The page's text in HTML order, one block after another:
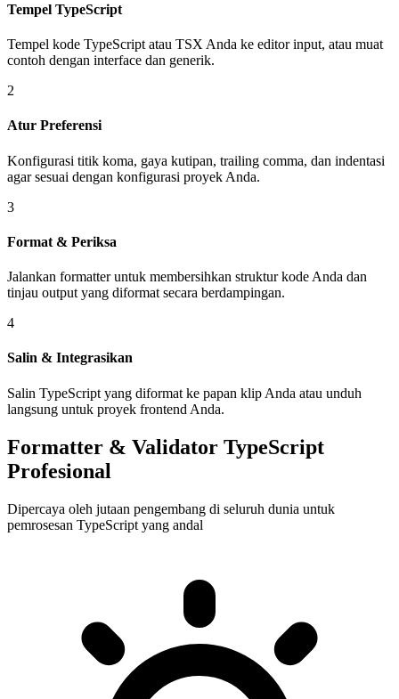
Tempel TypeScript
Tempel kode TypeScript atau TSX Anda ke editor input, atau muat
contoh dengan interface dan generik.
2
Atur Preferensi
Konfigurasi titik koma, gaya kutipan, trailing comma, dan indentasi
agar sesuai dengan konfigurasi proyek Anda.
3
Format & Periksa
Jalankan formatter untuk membersihkan struktur kode Anda dan
tinjau output yang diformat secara berdampingan.
4
Salin & Integrasikan
Salin TypeScript yang diformat ke papan klip Anda atau unduh
langsung untuk proyek frontend Anda.
Formatter & Validator TypeScript
Profesional
Dipercaya oleh jutaan pengembang di seluruh dunia untuk
pemrosesan TypeScript yang andal